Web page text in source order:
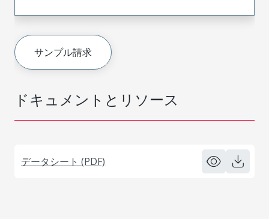
ドキュメントとリソース
データシート (PDF)
サンプル請求